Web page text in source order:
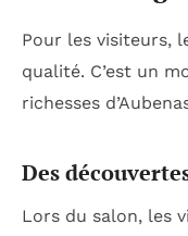
Pour les visiteurs,
qualité. C’est un
richesses
Des
Lors du salon, les